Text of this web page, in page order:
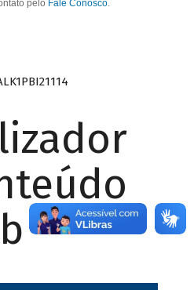
pelo Fale Conosco.